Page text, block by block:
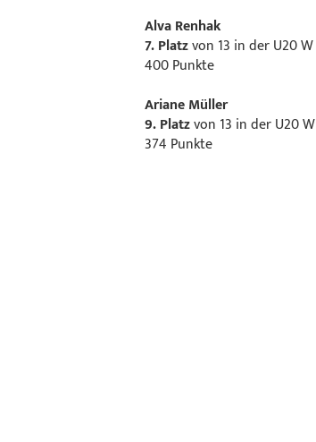
Alva Renhak
7. Platzvon 13 in der U20 W
400 Punkte
Ariane Müller
9. Platzvon 13 in der U20 W
374 Punkte